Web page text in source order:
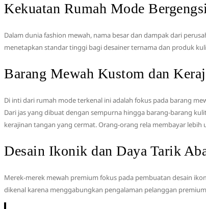
Kekuatan Rumah Mode
Dalam dunia fashion mewah, nama besar dan dampak dari
menetapkan standar tinggi bagi desainer ternama dan produk
Barang Mewah Kustom dan
Di inti dari rumah mode terkenal ini adalah fokus pada barang
Dari jas yang dibuat dengan sempurna hingga barang-barang
kerajinan tangan yang cermat. Orang-orang rela membayar
Desain Ikonik dan Daya Tarik
Merek-merek mewah premium fokus pada pembuatan desain
dikenal karena menggabungkan pengalaman pelanggan